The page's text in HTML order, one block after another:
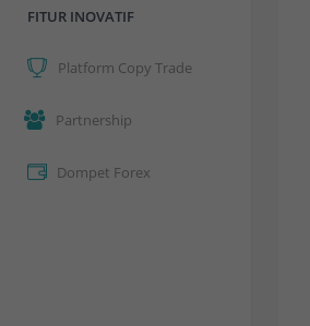
FITUR INOVATIF
Platform Copy Trade
Partnership
Dompet Forex